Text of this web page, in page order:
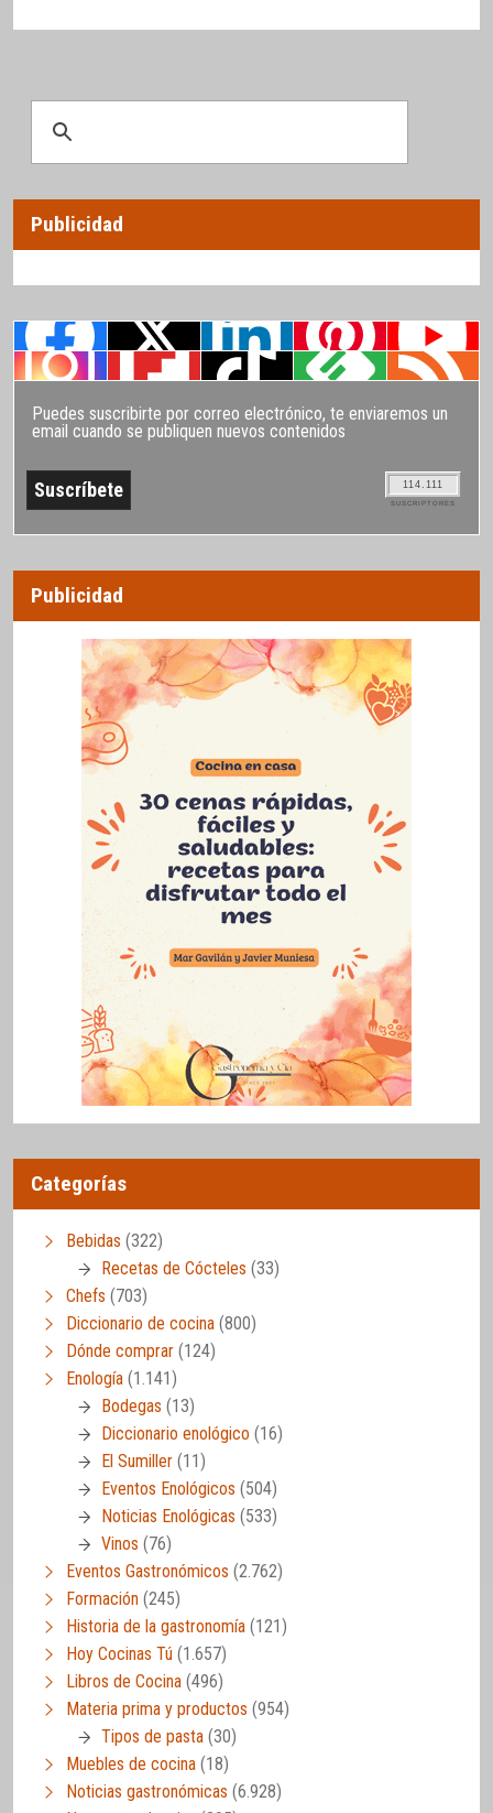
Publicidad
Puedes suscribirte por correo electrónico, te enviaremos un
email cuando se publiquen nuevos contenidos
114.111
SUSCRIPTORES
Publicidad
Categorías
Bebidas (322)
Recetas de Cócteles (33)
Chefs (703)
Diccionario de cocina (800)
Dónde comprar (124)
Enología (1.141)
Bodegas (13)
Diccionario enológico (16)
El Sumiller (11)
Eventos Enológicos (504)
Noticias Enológicas (533)
Vinos (76)
Eventos Gastronómicos (2.762)
Formación (245)
Historia de la gastronomía (121)
Hoy Cocinas Tú (1.657)
Libros de Cocina (496)
Materia prima y productos (954)
Tipos de pasta (30)
Muebles de cocina (18)
Noticias gastronómicas (6.928)